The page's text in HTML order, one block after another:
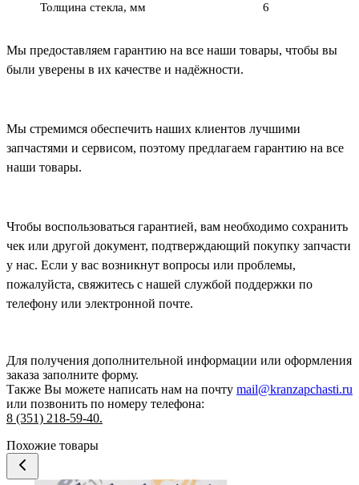
Толщина стекла, мм 6
Мы предоставляем гарантию на все наши товары, чтобы вы
были уверены в их качестве и надёжности.
Мы стремимся обеспечить наших клиентов лучшими
запчастями и сервисом, поэтому предлагаем гарантию на все
наши товары.
Чтобы воспользоваться гарантией, вам необходимо сохранить
чек или другой документ, подтверждающий покупку запчасти
у нас. Если у вас возникнут вопросы или проблемы,
пожалуйста, свяжитесь с нашей службой поддержки по
телефону или электронной почте.
Для получения дополнительной информации или оформления
заказа заполните форму.
Также Вы можете написать нам на почту mail@kranzapchasti.ru
или позвонить по номеру телефона:
8 (351) 218-59-40.
Похожие товары